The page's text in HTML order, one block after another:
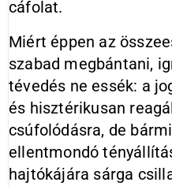
cáfolat.
Miért éppen az
szabad megbántani,
tévedés ne essék: a
és hisztérikusan
csúfolódásra, de
ellentmondó
hajtókájára sárga